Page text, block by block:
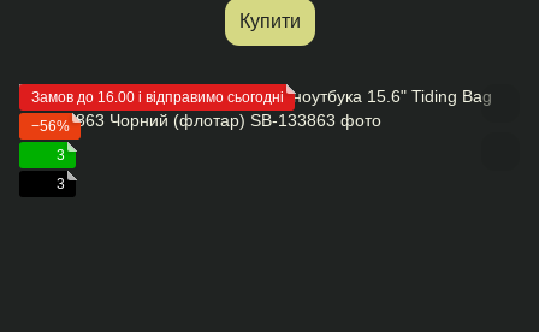
Купити
Замов до 16.00 і відправимо сьогодні
−56%
3
3